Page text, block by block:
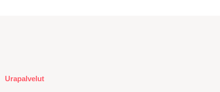
Urapalvelut